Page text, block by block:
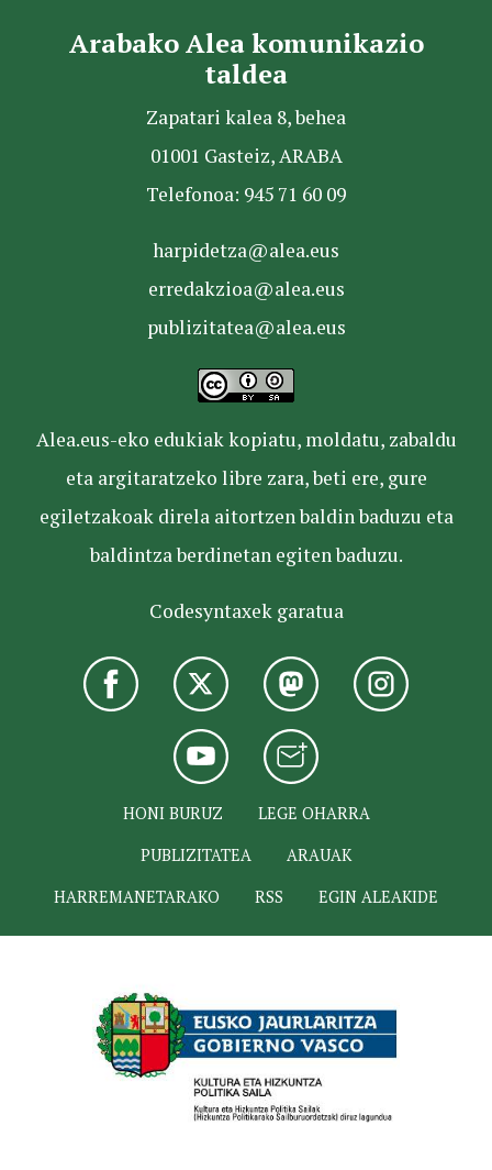
Arabako Alea komunikazio
taldea
Zapatari kalea 8, behea
01001 Gasteiz, ARABA
Telefonoa: 945 71 60 09
harpidetza@alea.eus
erredakzioa@alea.eus
publizitatea@alea.eus
Alea.eus-eko edukiak kopiatu, moldatu, zabaldu
eta argitaratzeko libre zara, beti ere, gure
egiletzakoak direla aitortzen baldin baduzu eta
baldintza berdinetan egiten baduzu.
Codesyntaxek garatua
HONI BURUZ
LEGE OHARRA
PUBLIZITATEA
ARAUAK
HARREMANETARAKO
RSS EGIN ALEAKIDE